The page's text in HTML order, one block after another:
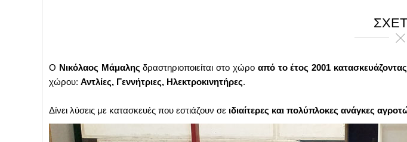
Ο Νικόλαος Μάμαλης δραστηριοποιείται στο χώρο από το έτος 2001
χώρου: Αντλίες, Γεννήτριες, Ηλεκτροκινητήρες.
Δίνει λύσεις με κατασκευές που εστιάζουν σε ιδιαίτερες και πολύπλοκες ανάγκες